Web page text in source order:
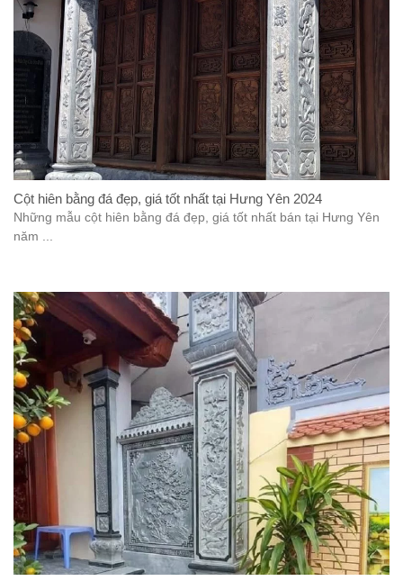
Cột hiên bằng đá đẹp, giá tốt nhất tại Hưng Yên 2024
Những mẫu cột hiên bằng đá đẹp, giá tốt nhất bán tại Hưng Yên
năm ...